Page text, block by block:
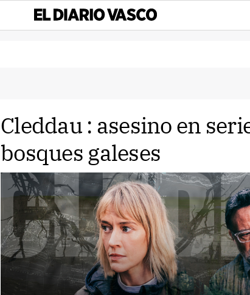
Cleddau : asesino en
bosques galeses